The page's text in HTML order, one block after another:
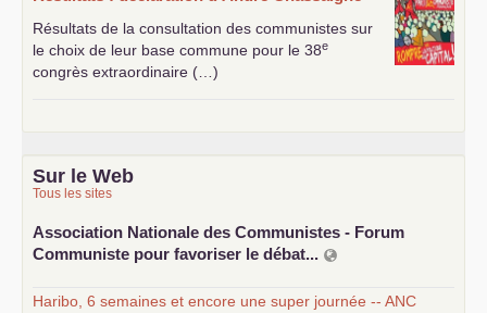
Résultats de la consultation des communistes sur
le choix de leur base commune pour le 38e
congrès extraordinaire (…)
Sur le Web
Tous les sites
Association Nationale des Communistes - Forum
Communiste pour favoriser le débat...
Haribo, 6 semaines et encore une super journée -- ANC